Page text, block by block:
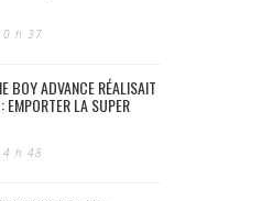
h 37
BOY ADVANCE RÉALISAIT
EMPORTER LA SUPER
h 48